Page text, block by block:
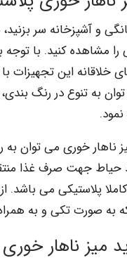
و آشپزخانه سر بزنید،
را مشاهده کنید. با
خلاقانه این تجهیزات
به تنوع در رنگ
ناهار خوری می توان به
حیاط جهت صرف غذا
پلاستیکی می باشد.
به صورت تکی و به
میز ناهار